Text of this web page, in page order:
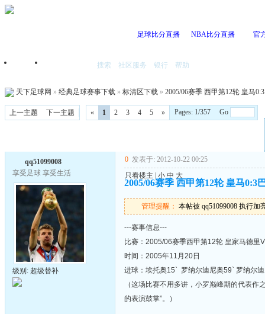
足球比分直播 NBA比分直播 官
首页 搜索 社区服务 银行 帮助
天下足球网 » 经典足球赛事下载 » 标清区下载 » 2005/06赛季 西甲第12轮 皇马
上一主题 下一主题 « 1 2 3 4 5 » Pages: 1/357 Go
qq51099008
享受足球 享受生活
级别: 超级替补
0 发表于: 2012-10-22 00:25
只看楼主
小 中 大
2005/06赛季 西甲第12轮 皇马0:3
管理提醒： 本帖被 qq51099008 执行加
---赛事信息---
比赛：2005/06赛季西甲第12轮 皇家马德里
时间：2005年11月20日
进球：埃托奥15` 罗纳尔迪尼奥59` 罗纳尔
（这场比赛不用多讲，小罗巅峰期的代表
的表演鼓掌”。）